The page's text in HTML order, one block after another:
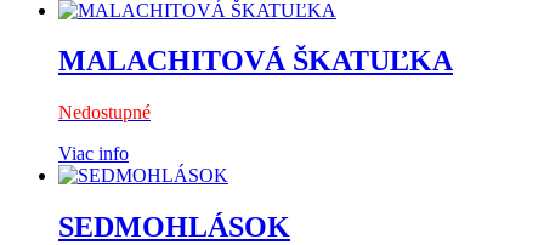
MALACHITOVÁ ŠKATUĽKA
Nedostupné
Viac info
SEDMOHLÁSOK